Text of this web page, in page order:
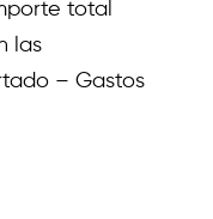
total
las
– Gastos